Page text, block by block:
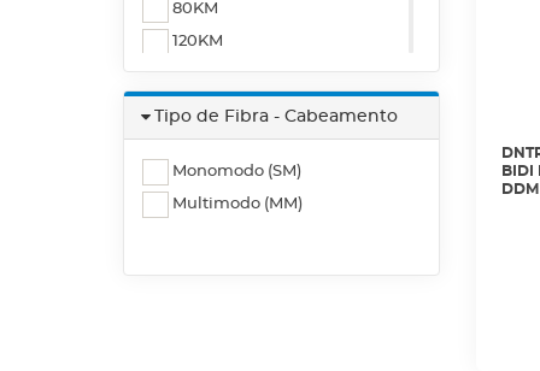
80KM
120KM
2KM
160KM
30M
Tipo de Fibra - Cabeamento
Monomodo (SM)
Multimodo (MM)
BIDI